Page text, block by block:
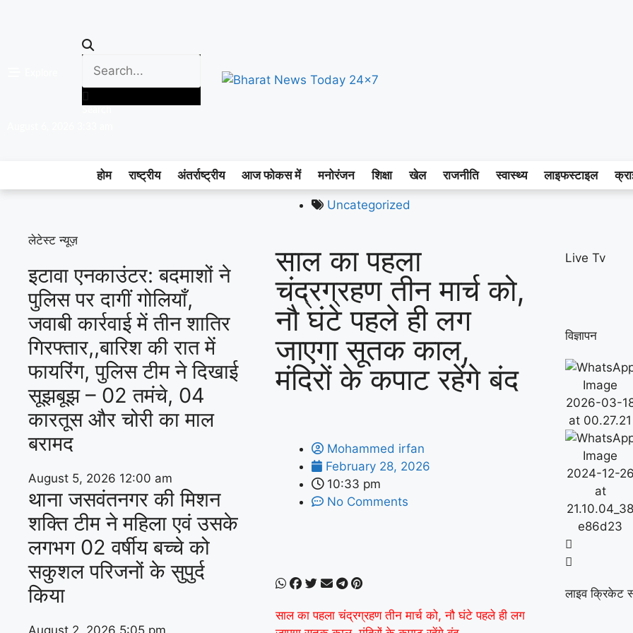
होम राष्ट्रीय अंतर्राष्ट्रीय आज फोकस में मनोरंजन शिक्षा खेल राजनीति स्वास्थ्य लाइफस्टाइल
लेटेस्ट न्यूज़
इटावा एनकाउंटर: बदमाशों ने
पुलिस पर दागीं गोलियाँ,
जवाबी कार्रवाई में तीन शातिर
गिरफ्तार,,बारिश की रात में
फायरिंग, पुलिस टीम ने दिखाई
सूझबूझ – 02 तमंचे, 04
कारतूस और चोरी का माल
बरामद
August 5, 2026 12:00 am
थाना जसवंतनगर की मिशन
शक्ति टीम ने महिला एवं उसके
लगभग 02 वर्षीय बच्चे को
सकुशल परिजनों के सुपुर्द
किया
August 2, 2026 5:05 pm
Uncategorized
साल का पहला
चंद्रग्रहण तीन मार्च को,
नौ घंटे पहले ही लग
जाएगा सूतक काल,
मंदिरों के कपाट रहेंगे बंद
Mohammed irfan
February 28, 2026
10:33 pm
No Comments
साल का पहला चंद्रग्रहण तीन मार्च को, नौ घंटे पहले ही लग
Live Tv
विज्ञापन
लाइव क्रिकेट